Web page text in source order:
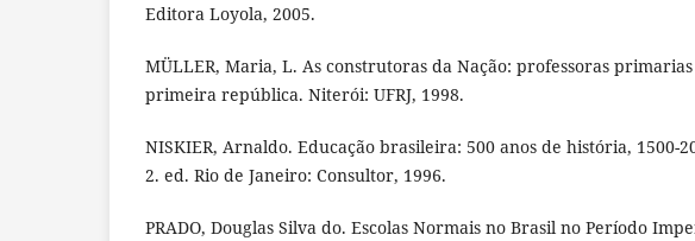
Editora Loyola, 2005.
MÜLLER, Maria, L. As construtoras da Nação: professoras
primeira república. Niterói: UFRJ, 1998.
NISKIER, Arnaldo. Educação brasileira: 500 anos de história, 1500-
2. ed. Rio de Janeiro: Consultor, 1996.
PRADO, Douglas Silva do. Escolas Normais no Brasil no Período